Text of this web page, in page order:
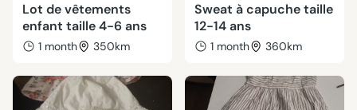
Lot de vêtements
enfant taille 4-6 ans
1 month 350km
Sweat à capuche taille
12-14 ans
1 month 360km